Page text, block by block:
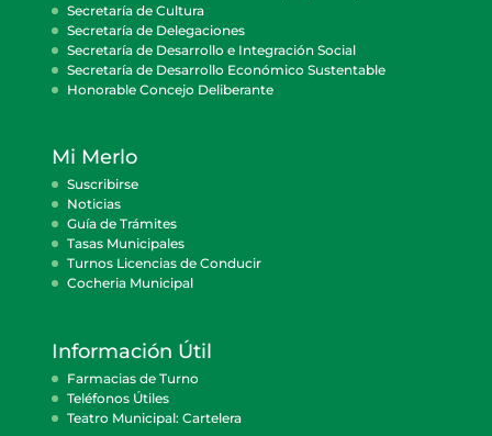
Secretaría de Cultura
Secretaría de Delegaciones
Secretaría de Desarrollo e Integración Social
Secretaría de Desarrollo Económico Sustentable
Honorable Concejo Deliberante
Mi Merlo
Suscribirse
Noticias
Guía de Trámites
Tasas Municipales
Turnos Licencias de Conducir
Cocheria Municipal
Información Útil
Farmacias de Turno
Teléfonos Útiles
Teatro Municipal: Cartelera